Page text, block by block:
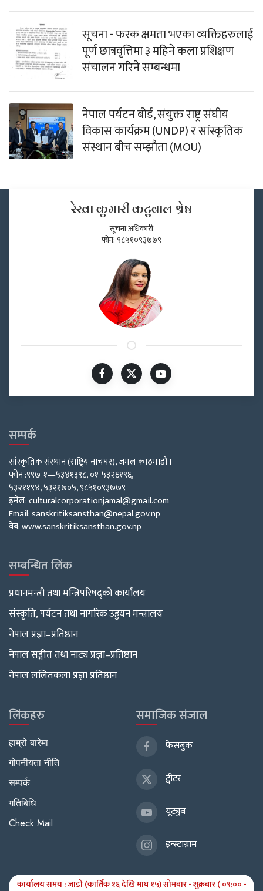
सूचना - फरक क्षमता भएका व्यक्तिहरुलाई
पूर्ण छात्रवृत्तिमा ३ महिने कला प्रशिक्षण
संचालन गरिने सम्बन्धमा
नेपाल पर्यटन बोर्ड, संयुक्त राष्ट्र संघीय
विकास कार्यक्रम (UNDP) र सांस्कृतिक
संस्थान बीच सम्झौता (MOU)
रेखा कुमारी कटुवाल श्रेष्ठ
सूचना अधिकारी
फोन: ९८५१०९३७७९
सम्पर्क
सांस्कृतिक संस्थान (राष्ट्रिय नाचघर), जमल काठमाडौं ।
फोन :९९७-१—५३४१३९८, ०१-५३२६१९६,
५३२११९४, ५३२१७०५, ९८५१०९३७७९
इमेल: culturalcorporationjamal@gmail.com
Email: sanskritiksansthan@nepal.gov.np
वेब: www.sanskritiksansthan.gov.np
सम्बन्धित लिंक
प्रधानमन्त्री तथा मन्त्रिपरिषद्को कार्यालय
संस्कृति, पर्यटन तथा नागरिक उड्डयन मन्त्रालय
नेपाल प्रज्ञा–प्रतिष्ठान
नेपाल सङ्गीत तथा नाट्य प्रज्ञा–प्रतिष्ठान
नेपाल ललितकला प्रज्ञा प्रतिष्ठान
लिंकहरु
हाम्रो बारेमा
गोपनीयता नीति
सम्पर्क
गतिबिधि
Check Mail
समाजिक संजाल
फेसबुक
ट्वीटर
यूट्युब
इन्स्टाग्राम
कार्यालय समय : जाडो (कार्तिक १६ देखि माघ १५) सोमबार - शुक्रबार ( ०९:०० -